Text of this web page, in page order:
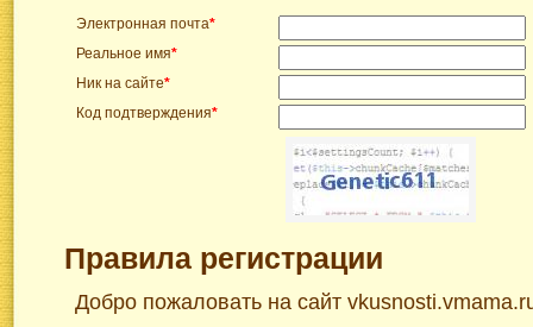
Электронная почта*
Реальное имя*
Ник на сайте*
Код подтверждения*
Правила регистрации
Добро пожаловать на сайт